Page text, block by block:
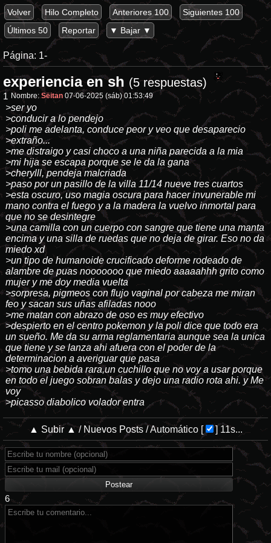
Volver Hilo Completo Anteriores 100
Siguientes 100
Últimos 50
Reportar ▼ Bajar ▼
Página: 1-
experiencia en sh (5 respuestas)
1 Nombre:Sëitan 07-06-2025 (sáb) 01:53:49
>ser yo
>conducir a lo pendejo
>poli me adelanta, conduce peor y veo que desaparecio
>extraño...
>me distraigo y casi choco a una niña parecida a la mia
>mi hija se escapa porque se le da la gana
>cherylll, pendeja malcriada
>paso por un pasillo de la villa 11/14 nueve tres cuartos
>esta oscuro, uso magia oscura para hacer invunerable mi
mano contra el fuego y a la madera la vuelvo inmortal para
que no se desintegre
>una camilla con un cuerpo con sangre que tiene una manta
encima y una silla de ruedas que no deja de girar. Eso no da
miedo xd
>un tipo de humanoide crucificado deforme rodeado de
alambre de puas nooooooo que miedo aaaaahhh grito como
mujer y me doy media vuelta
>sorpresa, pigmeos con flujo vaginal por cabeza me miran
feo y sacan sus uñas afiladas nooo
>me matan con abrazo de oso es muy efectivo
>despierto en el centro pokemon y la poli dice que todo era
un sueño. Me da su arma reglamentaria aunque sea la unica
que tiene y se lanza ahi afuera con el poder de la
determinacion a averiguar que pasa
>tomo una bebida rara,un cuchillo que no voy a usar porque
en todo el juego sobran balas y dejo una radio rota ahi. y Me
voy
>picasso diabolico volador entra
▲ Subir ▲ / Nuevos Posts/Automático[ ] 11s...
6